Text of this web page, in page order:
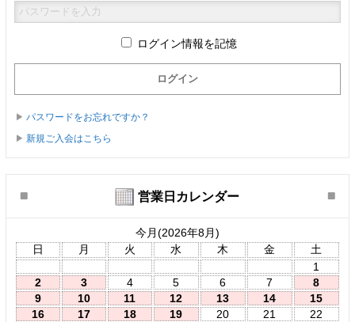
ログイン情報を記憶
パスワードをお忘れですか？
新規ご入会はこちら
営業日カレンダー
今月(2026年8月)
日
月 火 水 木 金
土
1
2
3 4 5 6 7
8
9
10 11 12 13 14
15
16
17 18 19 20 21
22